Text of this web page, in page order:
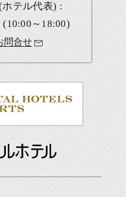
テル代表) :
(10:00～18:00)
問合せ